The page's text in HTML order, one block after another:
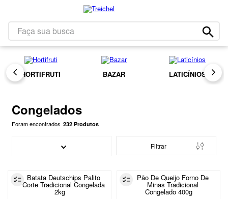
Faça sua busca
HORTIFRUTI BAZAR LATICÍNIOS
Congelados
232 Produtos
Filtrar
2º leite
3º papel higiênico
queijo
5 iogurte
7º chocolate
8º massa